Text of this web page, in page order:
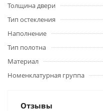
Толщина двери
Тип остекления
Наполнение
Тип полотна
Материал
Номенклатурная группа
Отзывы